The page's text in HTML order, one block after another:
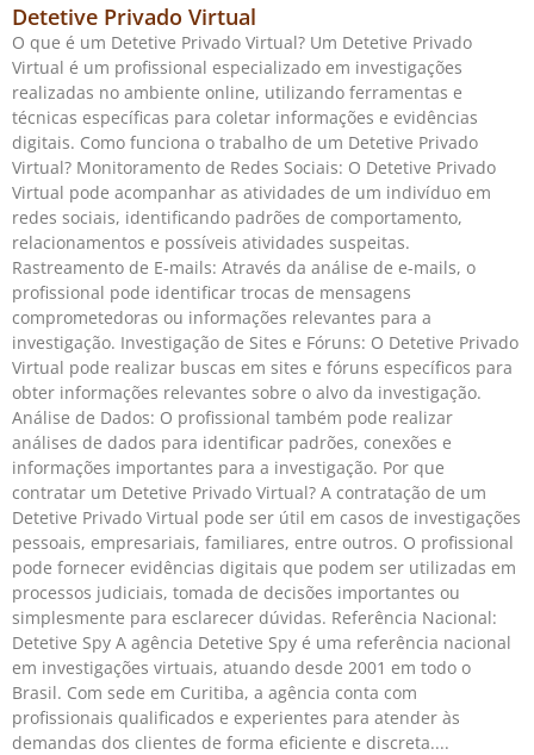
Detetive Privado Virtual
O que é um Detetive Privado Virtual? Um Detetive Privado
Virtual é um profissional especializado em investigações
realizadas no ambiente online, utilizando ferramentas e
técnicas específicas para coletar informações e evidências
digitais. Como funciona o trabalho de um Detetive Privado
Virtual? Monitoramento de Redes Sociais: O Detetive Privado
Virtual pode acompanhar as atividades de um indivíduo em
redes sociais, identificando padrões de comportamento,
relacionamentos e possíveis atividades suspeitas.
Rastreamento de E-mails: Através da análise de e-mails, o
profissional pode identificar trocas de mensagens
comprometedoras ou informações relevantes para a
investigação. Investigação de Sites e Fóruns: O Detetive Privado
Virtual pode realizar buscas em sites e fóruns específicos para
obter informações relevantes sobre o alvo da investigação.
Análise de Dados: O profissional também pode realizar
análises de dados para identificar padrões, conexões e
informações importantes para a investigação. Por que
contratar um Detetive Privado Virtual? A contratação de um
Detetive Privado Virtual pode ser útil em casos de investigações
pessoais, empresariais, familiares, entre outros. O profissional
pode fornecer evidências digitais que podem ser utilizadas em
processos judiciais, tomada de decisões importantes ou
simplesmente para esclarecer dúvidas. Referência Nacional:
Detetive Spy A agência Detetive Spy é uma referência nacional
em investigações virtuais, atuando desde 2001 em todo o
Brasil. Com sede em Curitiba, a agência conta com
profissionais qualificados e experientes para atender às
demandas dos clientes de forma eficiente e discreta.